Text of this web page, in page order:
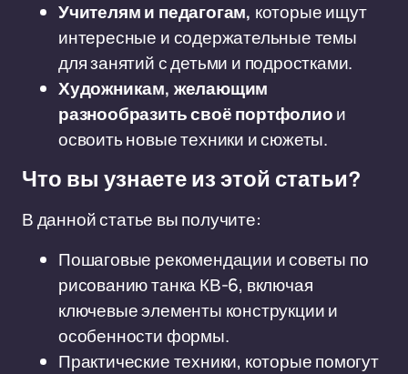
Учителям и педагогам, которые ищут
интересные и содержательные темы
для занятий с детьми и подростками.
Художникам, желающим
разнообразить своё портфолиои
освоить новые техники и сюжеты.
Что вы узнаете из этой статьи?
В данной статье вы получите:
Пошаговые рекомендации и советы по
рисованию танка КВ-6, включая
ключевые элементы конструкции и
особенности формы.
Практические техники, которые помогут